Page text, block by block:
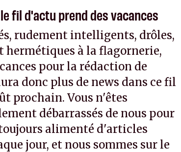
fil d'actu prend des vacances
rudement intelligents, drôles,
hermétiques à la flagornerie,
pour la rédaction de
donc plus de news dans ce fil
prochain. Vous n'êtes
débarrassés de nous pour
alimenté d'articles
jour, et nous sommes sur le